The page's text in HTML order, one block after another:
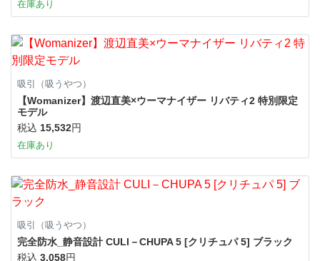
在庫あり
吸引（吸うやつ）
【Womanizer】渡辺直美×ウーマナイザー リバティ2 特別限定
モデル
税込 15,532円
在庫あり
吸引（吸うやつ）
完全防水_静音設計 CULI－CHUPA 5 [クリチュパ 5] ブラック
税込 3,058円